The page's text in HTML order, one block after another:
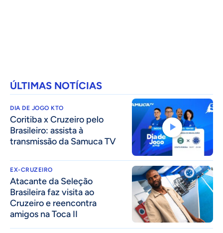
ÚLTIMAS NOTÍCIAS
DIA DE JOGO KTO
Coritiba x Cruzeiro pelo
Brasileiro: assista à
transmissão da Samuca TV
EX-CRUZEIRO
Atacante da Seleção
Brasileira faz visita ao
Cruzeiro e reencontra
amigos na Toca II